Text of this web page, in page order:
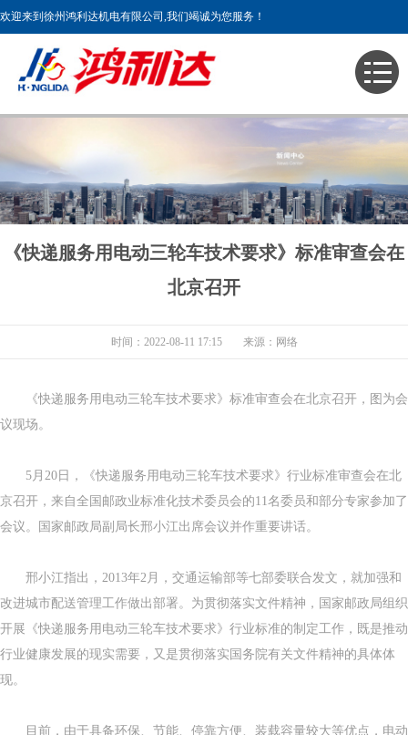
欢迎来到徐州鸿利达机电有限公司,我们竭诚为您服务！
《快递服务用电动三轮车技术要求》标准审查会在
北京召开
时间：2022-08-11 17:15 来源：网络
《快递服务用电动三轮车技术要求》标准审查会在北京召开，图为会
议现场。
5月20日，《快递服务用电动三轮车技术要求》行业标准审查会在北
京召开，来自全国邮政业标准化技术委员会的11名委员和部分专家参加了
会议。国家邮政局副局长邢小江出席会议并作重要讲话。
邢小江指出，2013年2月，交通运输部等七部委联合发文，就加强和
改进城市配送管理工作做出部署。为贯彻落实文件精神，国家邮政局组织
开展《快递服务用电动三轮车技术要求》行业标准的制定工作，既是推动
行业健康发展的现实需要，又是贯彻落实国务院有关文件精神的具体体
现。
目前，由于具备环保、节能、停靠方便、装载容量较大等优点，电动